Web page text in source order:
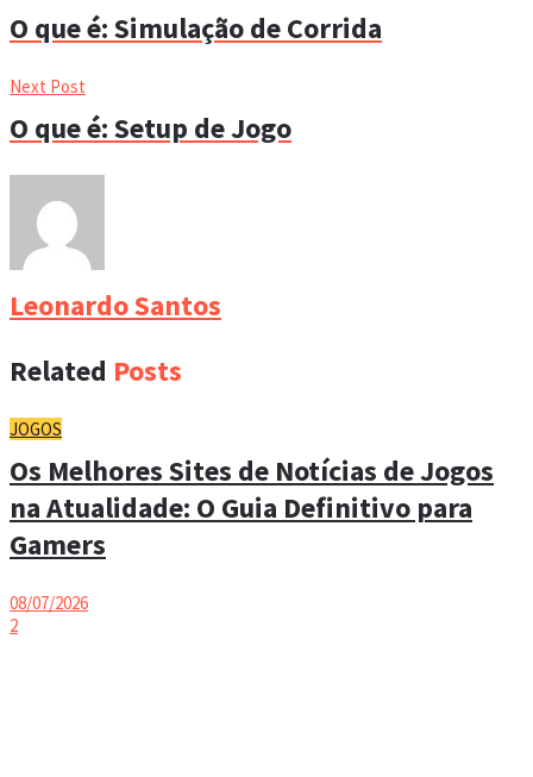
O que é: Simulação de Corrida
Next Post
O que é: Setup de Jogo
Leonardo Santos
Related Posts
JOGOS
Os Melhores Sites de Notícias de Jogos
na Atualidade: O Guia Definitivo para
Gamers
08/07/2026
2